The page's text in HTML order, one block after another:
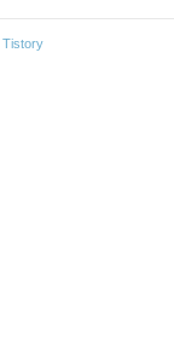
Tistory